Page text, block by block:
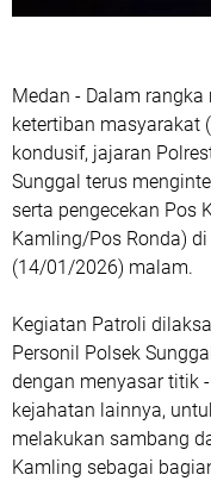
‎Medan - Dalam
ketertiban masyarakat
kondusif, jajaran
Sunggal terus
serta pengecekan Pos
Kamling/Pos Ronda)
(14/01/2026) malam.
‎Kegiatan Patroli
Personil Polsek
dengan menyasar titik
kejahatan lainnya,
melakukan sambang
Kamling sebagai